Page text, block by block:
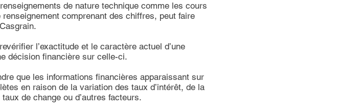
de nature technique comme les cours
comprenant des chiffres, peut faire
l’exactitude et le caractère actuel d’une
décision financière sur celle-ci.
que les informations financières apparaissant sur
en raison de la variation des taux d’intérêt, de la
de change ou d’autres facteurs.